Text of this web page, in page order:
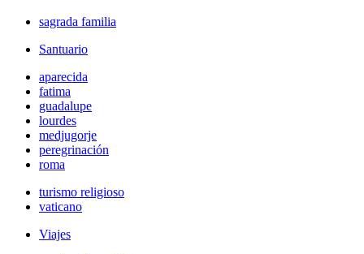
sagrada familia
Santuario
aparecida
fatima
guadalupe
lourdes
medjugorje
peregrinación
roma
turismo religioso
vaticano
Viajes